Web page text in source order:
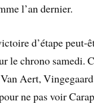
l’an dernier.
d’étape peut-
le chrono samedi.
Aert,
ne pas voir